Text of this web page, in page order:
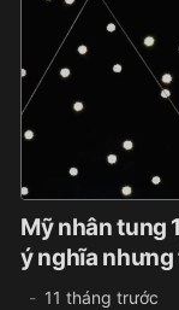
Mỹ nhân tung
ý nghĩa
11 tháng trước